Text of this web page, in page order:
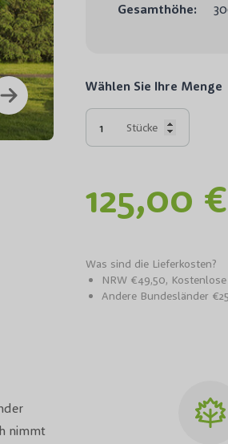
Gesamthöhe:
Wählen Sie Ihre Menge
Stücke
125,00 €
Was sind die Lieferkosten?
NRW €49,50,
Andere Bundesländer
nimmt